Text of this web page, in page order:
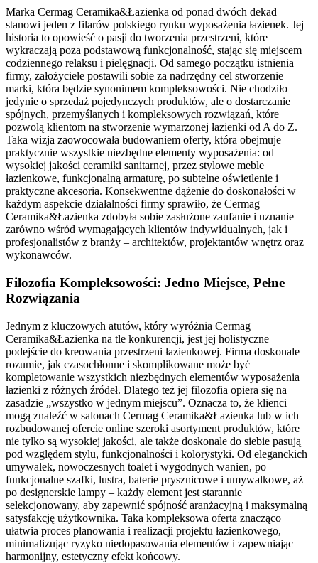
Marka Cermag Ceramika&Łazienka od ponad dwóch dekad
stanowi jeden z filarów polskiego rynku wyposażenia łazienek. Jej
historia to opowieść o pasji do tworzenia przestrzeni, które
wykraczają poza podstawową funkcjonalność, stając się miejscem
codziennego relaksu i pielęgnacji. Od samego początku istnienia
firmy, założyciele postawili sobie za nadrzędny cel stworzenie
marki, która będzie synonimem kompleksowości. Nie chodziło
jedynie o sprzedaż pojedynczych produktów, ale o dostarczanie
spójnych, przemyślanych i kompleksowych rozwiązań, które
pozwolą klientom na stworzenie wymarzonej łazienki od A do Z.
Taka wizja zaowocowała budowaniem oferty, która obejmuje
praktycznie wszystkie niezbędne elementy wyposażenia: od
wysokiej jakości ceramiki sanitarnej, przez stylowe meble
łazienkowe, funkcjonalną armaturę, po subtelne oświetlenie i
praktyczne akcesoria. Konsekwentne dążenie do doskonałości w
każdym aspekcie działalności firmy sprawiło, że Cermag
Ceramika&Łazienka zdobyła sobie zasłużone zaufanie i uznanie
zarówno wśród wymagających klientów indywidualnych, jak i
profesjonalistów z branży – architektów, projektantów wnętrz oraz
wykonawców.
Filozofia Kompleksowości: Jedno Miejsce, Pełne
Rozwiązania
Jednym z kluczowych atutów, który wyróżnia Cermag
Ceramika&Łazienka na tle konkurencji, jest jej holistyczne
podejście do kreowania przestrzeni łazienkowej. Firma doskonale
rozumie, jak czasochłonne i skomplikowane może być
kompletowanie wszystkich niezbędnych elementów wyposażenia
łazienki z różnych źródeł. Dlatego też jej filozofia opiera się na
zasadzie „wszystko w jednym miejscu”. Oznacza to, że klienci
mogą znaleźć w salonach Cermag Ceramika&Łazienka lub w ich
rozbudowanej ofercie online szeroki asortyment produktów, które
nie tylko są wysokiej jakości, ale także doskonale do siebie pasują
pod względem stylu, funkcjonalności i kolorystyki. Od eleganckich
umywalek, nowoczesnych toalet i wygodnych wanien, po
funkcjonalne szafki, lustra, baterie prysznicowe i umywalkowe, aż
po designerskie lampy – każdy element jest starannie
selekcjonowany, aby zapewnić spójność aranżacyjną i maksymalną
satysfakcję użytkownika. Taka kompleksowa oferta znacząco
ułatwia proces planowania i realizacji projektu łazienkowego,
minimalizując ryzyko niedopasowania elementów i zapewniając
harmonijny, estetyczny efekt końcowy.